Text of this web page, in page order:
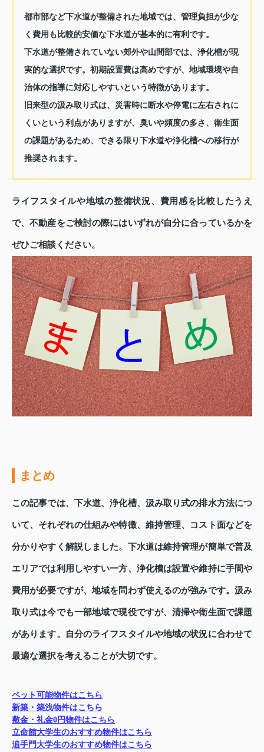
都市部など下水道が整備された地域では、管理負担が少な
く費用も比較的安価な下水道が基本的に有利です。
下水道が整備されていない郊外や山間部では、浄化槽が現
実的な選択です。初期設置費は高めですが、地域環境や自
治体の指導に対応しやすいという特徴があります。
旧来型の汲み取り式は、災害時に断水や停電に左右されに
くいという利点がありますが、臭いや頻度の多さ、衛生面
の課題があるため、できる限り下水道や浄化槽への移行が
推奨されます。
ライフスタイルや地域の整備状況、費用感を比較したうえ
で、不動産をご検討の際にはいずれが自分に合っているかを
ぜひご相談ください。
まとめ
この記事では、下水道、浄化槽、汲み取り式の排水方法につ
いて、それぞれの仕組みや特徴、維持管理、コスト面などを
分かりやすく解説しました。下水道は維持管理が簡単で普及
エリアでは利用しやすい一方、浄化槽は設置や維持に手間や
費用が必要ですが、地域を問わず使えるのが強みです。汲み
取り式は今でも一部地域で現役ですが、清掃や衛生面で課題
があります。自分のライフスタイルや地域の状況に合わせて
最適な選択を考えることが大切です。
ペット可能物件はこちら
新築・築浅物件はこちら
敷金・礼金0円物件はこちら
立命館大学生のおすすめ物件はこちら
追手門大学生のおすすめ物件はこちら